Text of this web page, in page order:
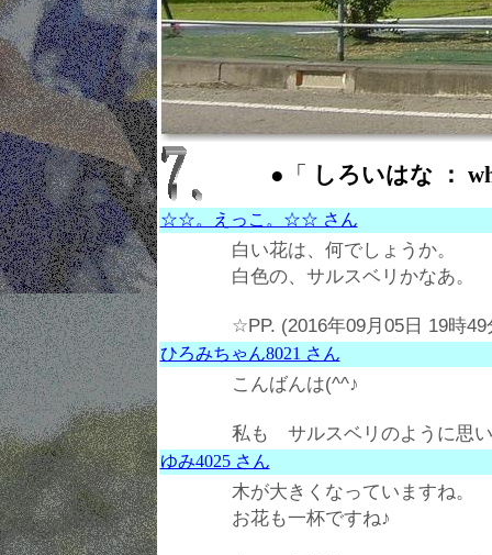
●「 しろいはな ：
☆☆。えっこ。☆☆ さん
白い花は、何でしょうか。
白色の、サルスベリかなあ。
☆PP. (2016年09月05日 19時49
ひろみちゃん8021 さん
こんばんは(^^♪
私も サルスベリのように思
ゆみ4025 さん
木が大きくなっていますね。
お花も一杯ですね♪